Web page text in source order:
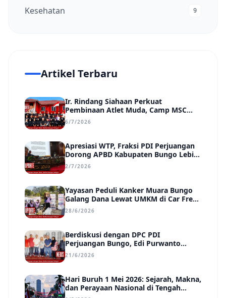
Kesehatan 9
Artikel Terbaru
Ir. Rindang Siahaan Perkuat
Pembinaan Atlet Muda, Camp MSC
Siapkan Generasi Juara Hadapi
Kejuaraan Regional hingga Nasional
6/7/2026
Apresiasi WTP, Fraksi PDI Perjuangan
Dorong APBD Kabupaten Bungo Lebih
Efektif, Transparan, dan Berdampak
2/7/2026
Yayasan Peduli Kanker Muara Bungo
Galang Dana Lewat UMKM di Car Free
Day, Ir. Rindang Siahaan Beri Apresiasi
28/6/2026
Berdiskusi dengan DPC PDI
Perjuangan Bungo, Edi Purwanto
Uraikan Poin-Poin Urgensi yang Perlu
Disadari Pemimpin Daerah
21/6/2026
Hari Buruh 1 Mei 2026: Sejarah, Makna,
dan Perayaan Nasional di Tengah